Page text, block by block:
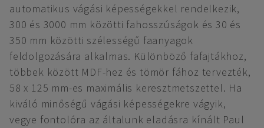
automatikus vágási képességekkel rendelkezik,
300 és 3000 mm közötti fahosszúságok és 30 és
350 mm közötti szélességű faanyagok
feldolgozására alkalmas. Különböző fafajtákhoz,
többek között MDF-hez és tömör fához tervezték,
58 x 125 mm-es maximális keresztmetszettel. Ha
kiváló minőségű vágási képességekre vágyik,
vegye fontolóra az általunk eladásra kínált Paul